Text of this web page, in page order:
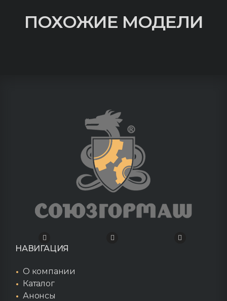
ПОХОЖИЕ МОДЕЛИ
НАВИГАЦИЯ
О компании
Каталог
Анонсы